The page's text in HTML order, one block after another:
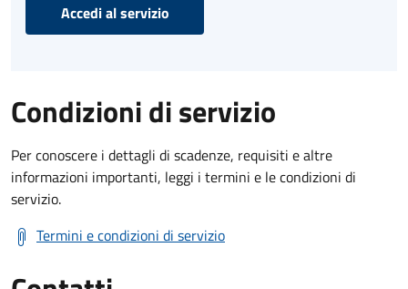
Accedi al servizio
Condizioni di servizio
Per conoscere i dettagli di scadenze, requisiti e altre
informazioni importanti, leggi i termini e le condizioni di
servizio.
Termini e condizioni di servizio